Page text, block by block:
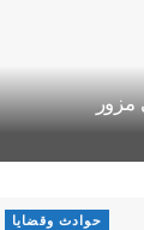
مزور
حوادث وقضايا